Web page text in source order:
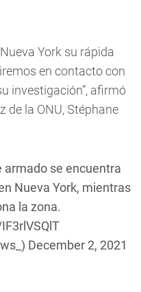
York su rápida
en contacto con
investigación”, afirmó
de la ONU, Stéphane
armado se encuentra
Nueva York, mientras
la zona.
December 2, 2021